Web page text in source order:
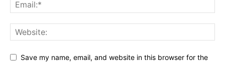
Save my name, email, and website in this browser for the